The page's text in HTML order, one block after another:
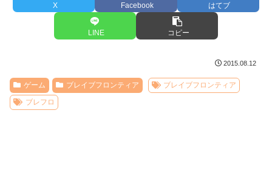
X Facebook はてブ
LINE コピー
2015.08.12
ゲーム ブレイブフロンティア
ブレイブフロンティア
ブレフロ